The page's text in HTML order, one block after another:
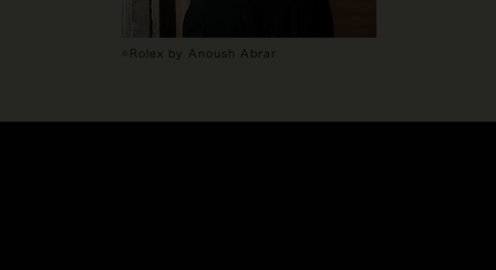
©Rolex by Anoush Abrar